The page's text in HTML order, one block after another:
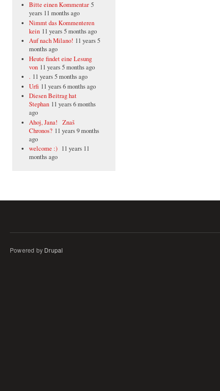
Bitte einen Kommentar 5
years 11 months ago
Nimmt das Kommenteren
kein 11 years 5 months ago
Auf nach Milano! 11 years 5
months ago
Heute findet eine Lesung
von 11 years 5 months ago
. 11 years 5 months ago
Urfi 11 years 6 months ago
Diesen Beitrag hat
Stephan 11 years 6 months
ago
Ahoj, Jana! Znaš
Chronos? 11 years 9 months
ago
welcome :) 11 years 11
months ago
Powered by Drupal